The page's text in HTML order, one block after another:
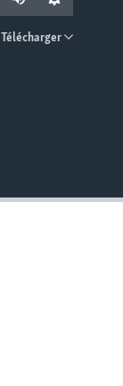
Télécharger